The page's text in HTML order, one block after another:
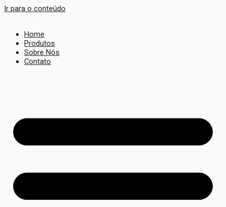
Ir para o conteúdo
Home
Produtos
Sobre Nós
Contato